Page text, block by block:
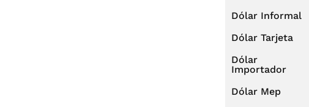
Dólar Informal
Dólar Tarjeta
Dólar
Importador
Dólar Mep